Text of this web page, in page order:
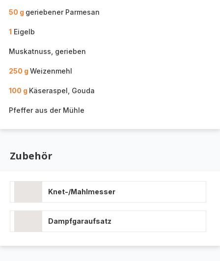
50 g geriebener Parmesan
1 Eigelb
Muskatnuss, gerieben
250 g Weizenmehl
100 g Käseraspel, Gouda
Pfeffer aus der Mühle
Zubehör
Knet-/Mahlmesser
Dampfgaraufsatz